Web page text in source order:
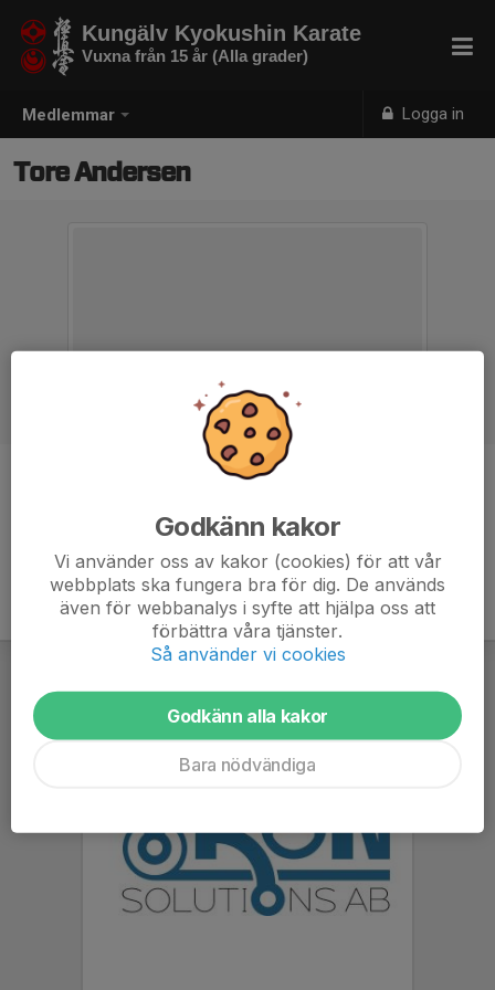
Medlemmar Logga in
Kungälv Kyokushin Karate
Vuxna från 15 år (Alla grader)
Tore Andersen
Godkänn kakor
Vi använder oss av kakor (cookies) för att vår
webbplats ska fungera bra för dig. De används
även för webbanalys i syfte att hjälpa oss att
förbättra våra tjänster.
Så använder vi cookies
Godkänn alla kakor
Bara nödvändiga